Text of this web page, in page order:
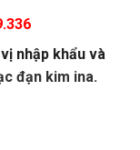
nhập khẩu và
đạn kim ina.